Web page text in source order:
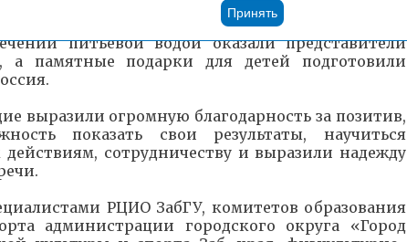
питьевой водой оказали представители
а памятные подарки для детей подготовили
выразили огромную благодарность за позитив,
показать свои результаты, научиться
сотрудничеству и выразили надежду
РЦИО ЗабГУ, комитетов образования
администрации городского округа «Город
Принять